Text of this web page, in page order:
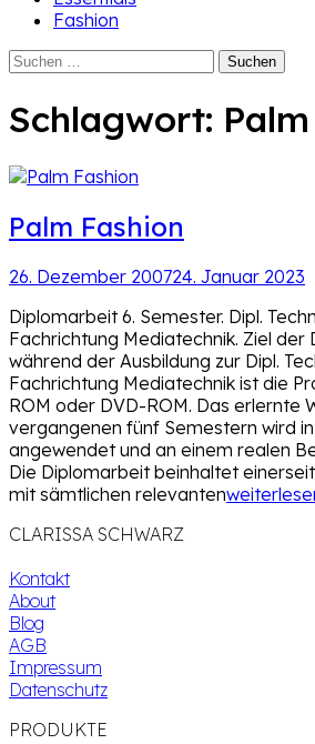
Fashion
Suchen
Schlagwort: Palm
Palm Fashion
26. Dezember 200724. Januar 2023
Diplomarbeit 6. Semester. Dipl.
Fachrichtung Mediatechnik. Ziel der
während der Ausbildung zur Dipl.
Fachrichtung Mediatechnik ist die
ROM oder DVD-ROM. Das erlernte
vergangenen fünf Semestern wird
angewendet und an einem realen
Die Diplomarbeit beinhaltet
mit sämtlichen relevanten
CLARISSA SCHWARZ
Kontakt
About
Blog
AGB
Impressum
Datenschutz
PRODUKTE